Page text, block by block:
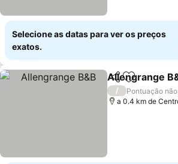
Selecione as datas para ver os preços
exatos.
PartilharAdicionar
Allengrange
/
Pontuação
a 0.4 km de